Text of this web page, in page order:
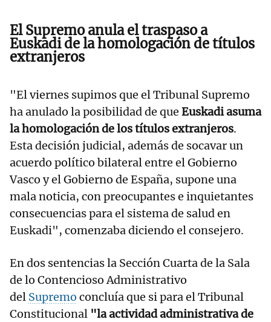
El Supremo anula el traspaso a
Euskadi de la homologación de títulos
extranjeros
"El viernes supimos que el Tribunal Supremo
ha anulado la posibilidad de que Euskadi asuma
la homologación de los títulos extranjeros.
Esta decisión judicial, además de socavar un
acuerdo político bilateral entre el Gobierno
Vasco y el Gobierno de España, supone una
mala noticia, con preocupantes e inquietantes
consecuencias para el sistema de salud en
Euskadi", comenzaba diciendo el consejero.
En dos sentencias la Sección Cuarta de la Sala
de lo Contencioso Administrativo
del Supremo concluía que si para el Tribunal
Constitucional "la actividad administrativa de